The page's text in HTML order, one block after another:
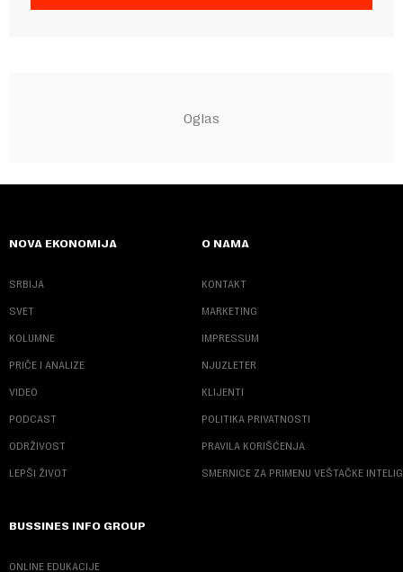
NOVA EKONOMIJA
SRBIJA
SVET
KOLUMNE
PRIČE I ANALIZE
VIDEO
PODCAST
ODRŽIVOST
LEPŠI ŽIVOT
O NAMA
KONTAKT
MARKETING
IMPRESSUM
NJUZLETER
KLIJENTI
POLITIKA PRIVATNOSTI
PRAVILA KORIŠĆENJA
SMERNICE ZA PRIMENU VEŠTAČKE
BUSSINES INFO GROUP
ONLINE EDUKACIJE